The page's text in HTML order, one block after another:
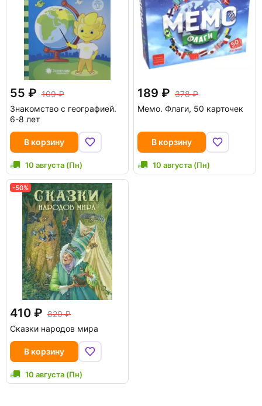
55
109
Знакомство с географией.
6-8 лет
В корзину
10 августа (Пн)
189
378
Мемо. Флаги, 50 карточек
В корзину
10 августа (Пн)
-50%
410
820
Сказки народов мира
В корзину
10 августа (Пн)